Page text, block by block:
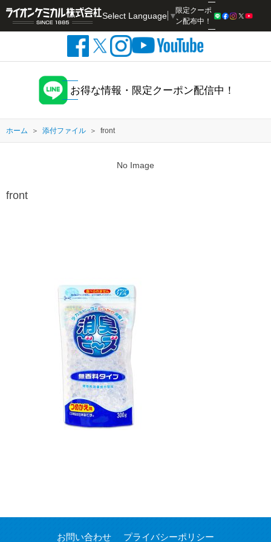
Select Language ▼
限定クーポ
ン配布中！
お得な情報・限定クーポン配信中！
ホーム 添付ファイル front
No Image
front
お問い合わせ プライバシーポリシー
検索